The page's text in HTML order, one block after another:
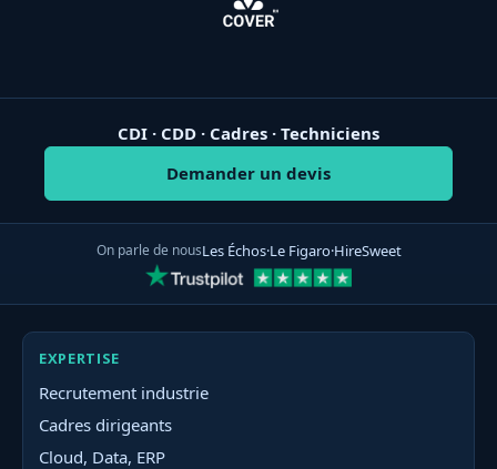
CDI · CDD · Cadres · Techniciens
Demander un devis
On parle de nousLes Échos·Le Figaro·HireSweet
EXPERTISE
Recrutement industrie
Cadres dirigeants
Cloud, Data, ERP